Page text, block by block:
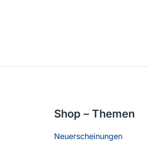
Shop – Themen
Neuerscheinungen